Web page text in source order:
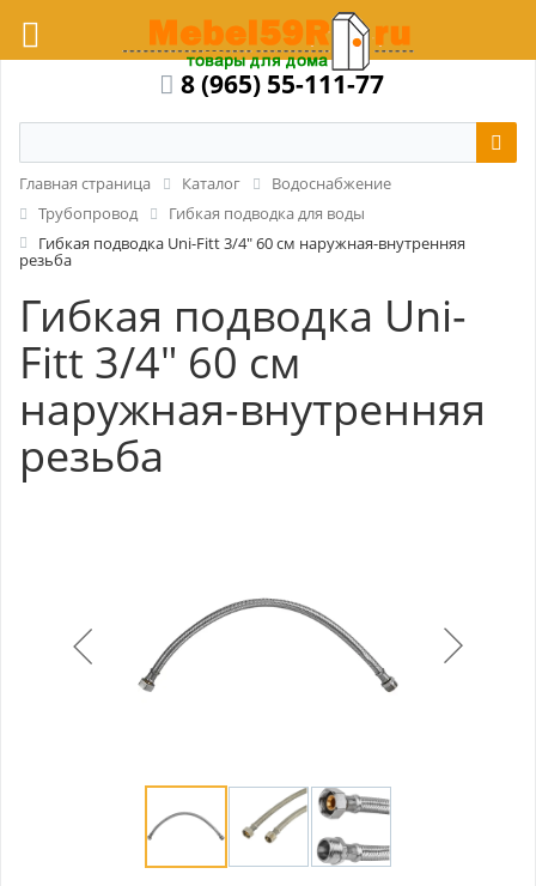
8 (965) 55-111-77
Главная страница Каталог
Водоснабжение
Трубопровод
Гибкая подводка для воды
Гибкая подводка Uni-Fitt 3/4" 60 см наружная-внутренняя
резьба
Гибкая подводка Uni-
Fitt 3/4" 60 см
наружная-внутренняя
резьба